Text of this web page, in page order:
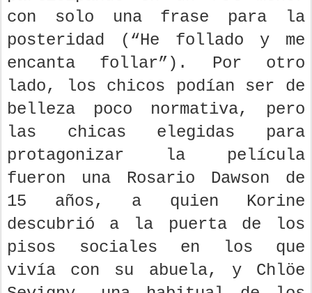
participando en un rol menor
con solo una frase para la
posteridad (“He follado y me
encanta follar”). Por otro
lado, los chicos podían ser de
belleza poco normativa, pero
las chicas elegidas para
protagonizar la película
fueron una Rosario Dawson de
15 años, a quien Korine
descubrió a la puerta de los
pisos sociales en los que
vivía con su abuela, y Chlöe